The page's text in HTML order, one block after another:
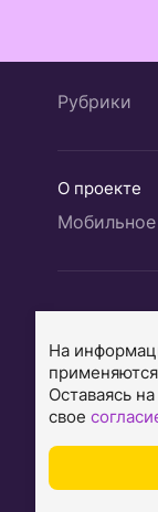
Рубрики
О проекте
Тюмень
На
Оставаясь
свое